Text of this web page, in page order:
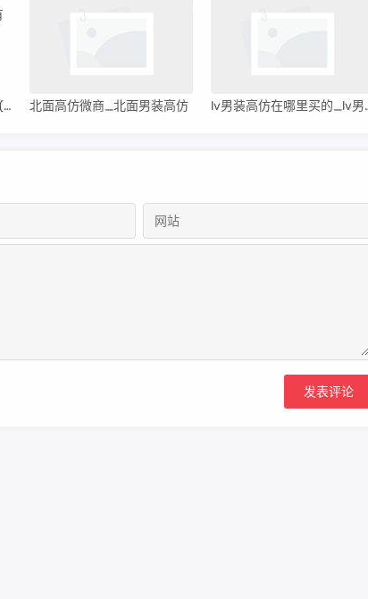
高端男装品牌排行榜前十名(国际一线高端男装品牌有哪些) 北面高仿微商_北面男装高仿 lv男装高仿